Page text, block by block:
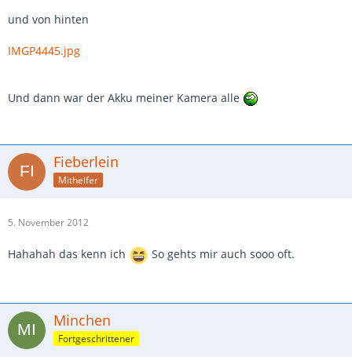
und von hinten
IMGP4445.jpg
Und dann war der Akku meiner Kamera alle
Fieberlein
Mithelfer
5. November 2012
Hahahah das kenn ich So gehts mir auch sooo oft.
Minchen
Fortgeschrittener